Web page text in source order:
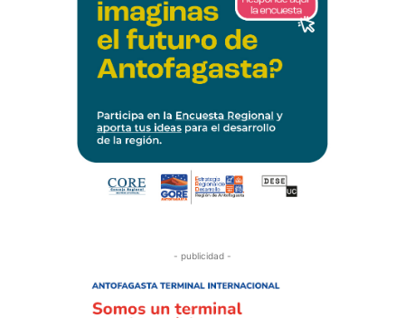
- publicidad -